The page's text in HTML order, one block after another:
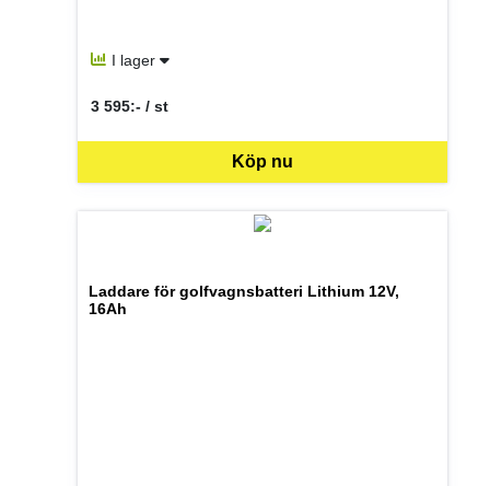
I lager
Köp nu
3 595:- / st
SEK per ST
Laddare för golfvagnsbatteri Lithium 12V,
16Ah